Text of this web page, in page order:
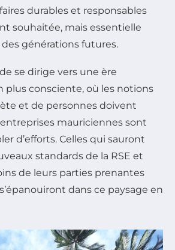
durables et responsables
souhaitée, mais essentielle
générations futures.
se dirige vers une ère
plus consciente, où les notions
et de personnes doivent
entreprises mauriciennes sont
d’efforts. Celles qui sauront
standards de la RSE et
de leurs parties prenantes
dans ce paysage en